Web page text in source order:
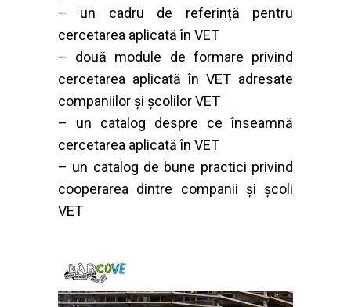
– un cadru de referință pentru
cercetarea aplicată în VET
– două module de formare privind
cercetarea aplicată în VET adresate
companiilor și școlilor VET
– un catalog despre ce înseamnă
cercetarea aplicată în VET
– un catalog de bune practici privind
cooperarea dintre companii și școli
VET